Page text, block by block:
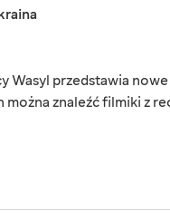
Wasyl przedstawia
znaleźć filmiki z